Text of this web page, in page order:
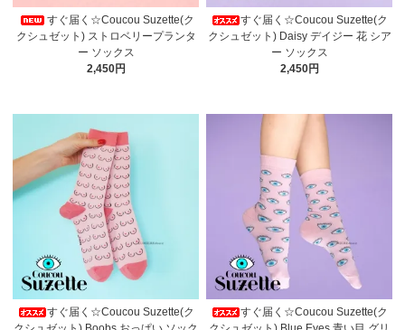
すぐ届く☆Coucou Suzette(ク
クシュゼット) ストロベリープランタ
ー ソックス
2,450円
すぐ届く☆Coucou Suzette(ク
クシュゼット) Daisy デイジー 花 シア
ー ソックス
2,450円
すぐ届く☆Coucou Suzette(ク
すぐ届く☆Coucou Suzette(ク